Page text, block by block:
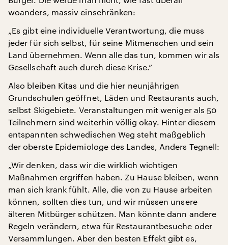
woanders, massiv einschränken:
„Es gibt eine individuelle Verantwortung, die muss
jeder für sich selbst, für seine Mitmenschen und sein
Land übernehmen. Wenn alle das tun, kommen wir als
Gesellschaft auch durch diese Krise.“
Also bleiben Kitas und die hier neunjährigen
Grundschulen geöffnet, Läden und Restaurants auch,
selbst Skigebiete. Veranstaltungen mit weniger als 50
Teilnehmern sind weiterhin völlig okay. Hinter diesem
entspannten schwedischen Weg steht maßgeblich
der oberste Epidemiologe des Landes, Anders Tegnell:
„Wir denken, dass wir die wirklich wichtigen
Maßnahmen ergriffen haben. Zu Hause bleiben, wenn
man sich krank fühlt. Alle, die von zu Hause arbeiten
können, sollten dies tun, und wir müssen unsere
älteren Mitbürger schützen. Man könnte dann andere
Regeln verändern, etwa für Restaurantbesuche oder
Versammlungen. Aber den besten Effekt gibt es,